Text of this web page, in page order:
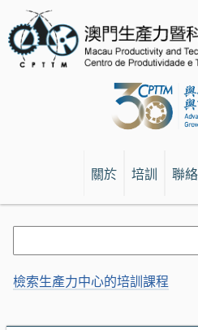
關於 培訓 聯
檢索生產力中心的培訓課程